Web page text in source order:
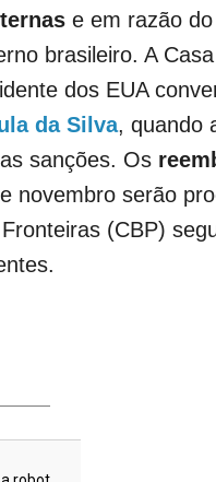
e em razão
brasileiro. A
dos EUA
da Silva, quando
sanções. Os
novembro serão
(CBP)